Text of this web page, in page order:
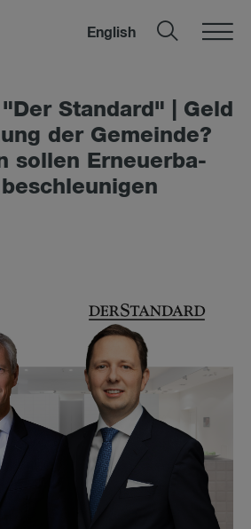
English
Stan­dard" | Geld
der Ge­mein­de?
sol­len Er­neu­er­ba­